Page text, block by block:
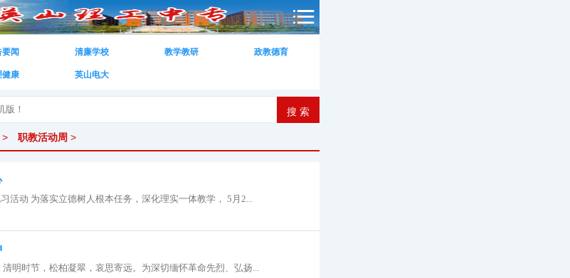
闻 清廉学校 教学教研 政教德育
健康 英山电大
> 职教活动周 >
活动 为落实立德树人根本任务，深化理实一体教学， 5月2...
明时节，松柏凝翠，哀思寄远。为深切缅怀革命先烈、弘扬...